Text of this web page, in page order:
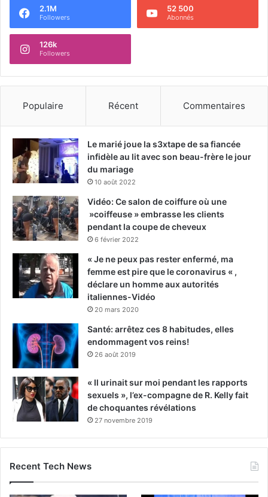
2.1M
Followers
52 500
Abonnés
126k
Followers
Populaire Récent Commentaires
Le marié joue la s3xtape de sa fiancée
infidèle au lit avec son beau-frère le jour
du mariage
10 août 2022
Vidéo: Ce salon de coiffure où une
»coiffeuse » embrasse les clients
pendant la coupe de cheveux
6 février 2022
« Je ne peux pas rester enfermé, ma
femme est pire que le coronavirus « ,
déclare un homme aux autorités
italiennes-Vidéo
20 mars 2020
Santé: arrêtez ces 8 habitudes, elles
endommagent vos reins!
26 août 2019
« Il urinait sur moi pendant les rapports
sexuels », l’ex-compagne de R. Kelly fait
de choquantes révélations
27 novembre 2019
Recent Tech News